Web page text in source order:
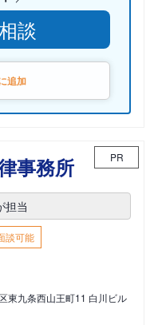
談
追加
事務所 PR
担当
談可能
東九条西山王町11 白川ビル